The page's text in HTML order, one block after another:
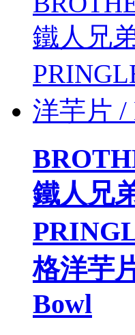
鐵人兄
格洋芋
Bowl